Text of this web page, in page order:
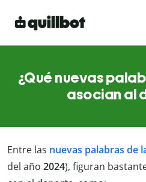
¿Qué nuevas
asocian al
Entre las nuevas palabras de
del año 2024), figuran